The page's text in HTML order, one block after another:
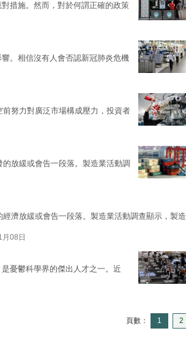
措施。然而，對於何謂正確的政策
。相信沒有人會否認新冠肺炎危機
努力對廣泛市場構成壓力，投資者
放緩或會告一段落。製造業活動調
濟放緩或會告一段落。製造業活動調查顯示，製造
08日
憂鬱科學界的傑出人才之一。近
頁數： 1 2